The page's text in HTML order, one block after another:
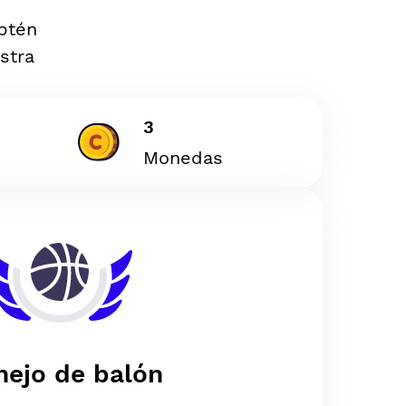
3
Monedas
de balón